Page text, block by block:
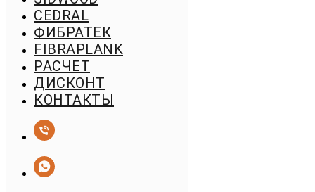
CEDRAL
ФИБРАТЕК
FIBRAPLANK
РАСЧЕТ
ДИСКОНТ
КОНТАКТЫ